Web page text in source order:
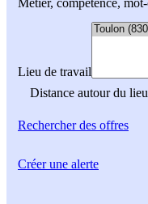
Métier, compétence,
Lieu de travail
Distance autour du
Rechercherdes offres
Créer une alerte